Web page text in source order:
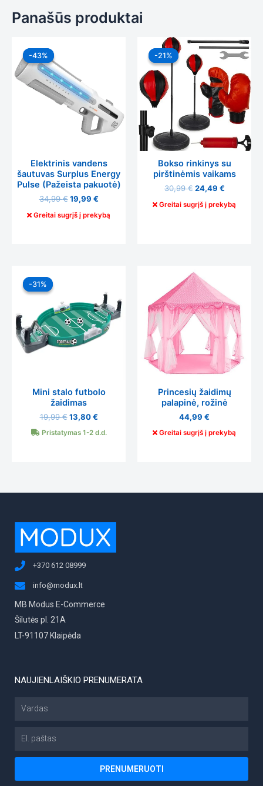
Panašūs produktai
-43%
-43%
Elektrinis vandens
šautuvas Surplus Energy
Pulse (Pažeista pakuotė)
34,99€
34,99 €.
19,99 €
Greitai sugrįš į prekybą
-21%
-21%
Bokso rinkinys su
pirštinėmis vaikams
30,99€
Original
price
was:
30,99 €.
24,49 €
Current
price
is:
24,49 €.
Greitai sugrįš į prekybą
-31%
-31%
Mini stalo futbolo
žaidimas
19,99€ 13,80€
13,80 €.
Pristatymas 1-2 d.d.
Princesių žaidimų
palapinė, rožinė
44,99 €
Greitai sugrįš į prekybą
NAUJIENLAIŠKIO PRENUMERATA
Vardas
PRENUMERUOTI
+370 612 08999
info@modux.lt
MB Modus E-Commerce
Šilutės pl. 21A
LT-91107 Klaipėda